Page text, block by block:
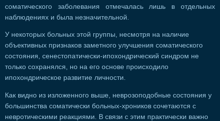
соматического заболевания отмечалась лишь в отдельных
наблюдениях и была незначительной.
У некоторых больных этой группы, несмотря на наличие
объективных признаков заметного улучшения соматического
состояния, сенестопатически-ипохондрический синдром не
только сохранялся, но на его основе происходило
ипохондрическое развитие личности.
Как видно из изложенного выше, неврозоподобные состояния у
большинства соматически больных-хроников сочетаются с
невротическими реакциями. В связи с этим практически важно